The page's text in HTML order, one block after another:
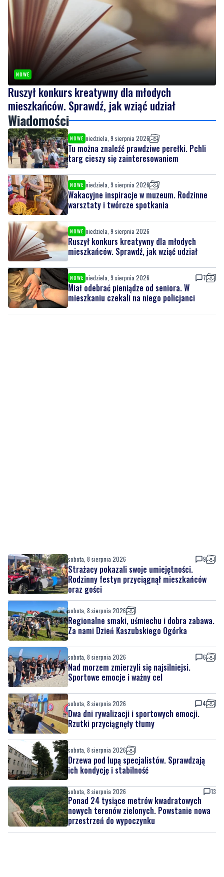
NOWE
Ruszył konkurs kreatywny dla młodych
mieszkańców. Sprawdź, jak wziąć udział
Wiadomości
NOWE niedziela, 9 sierpnia 2026
Tu można znaleźć prawdziwe perełki. Pchli
targ cieszy się zainteresowaniem
NOWE niedziela, 9 sierpnia 2026
Wakacyjne inspiracje w muzeum. Rodzinne
warsztaty i twórcze spotkania
NOWE niedziela, 9 sierpnia 2026
Ruszył konkurs kreatywny dla młodych
mieszkańców. Sprawdź, jak wziąć udział
NOWE niedziela, 9 sierpnia 2026 7
Miał odebrać pieniądze od seniora. W
mieszkaniu czekali na niego policjanci
sobota, 8 sierpnia 2026 9
Strażacy pokazali swoje umiejętności.
Rodzinny festyn przyciągnął mieszkańców
oraz gości
sobota, 8 sierpnia 2026
Regionalne smaki, uśmiechu i dobra zabawa.
Za nami Dzień Kaszubskiego Ogórka
sobota, 8 sierpnia 2026 6
Nad morzem zmierzyli się najsilniejsi.
Sportowe emocje i ważny cel
sobota, 8 sierpnia 2026 4
Dwa dni rywalizacji i sportowych emocji.
Rzutki przyciągnęły tłumy
sobota, 8 sierpnia 2026
Drzewa pod lupą specjalistów. Sprawdzają
ich kondycję i stabilność
sobota, 8 sierpnia 2026 13
Ponad 24 tysiące metrów kwadratowych
nowych terenów zielonych. Powstanie nowa
przestrzeń do wypoczynku